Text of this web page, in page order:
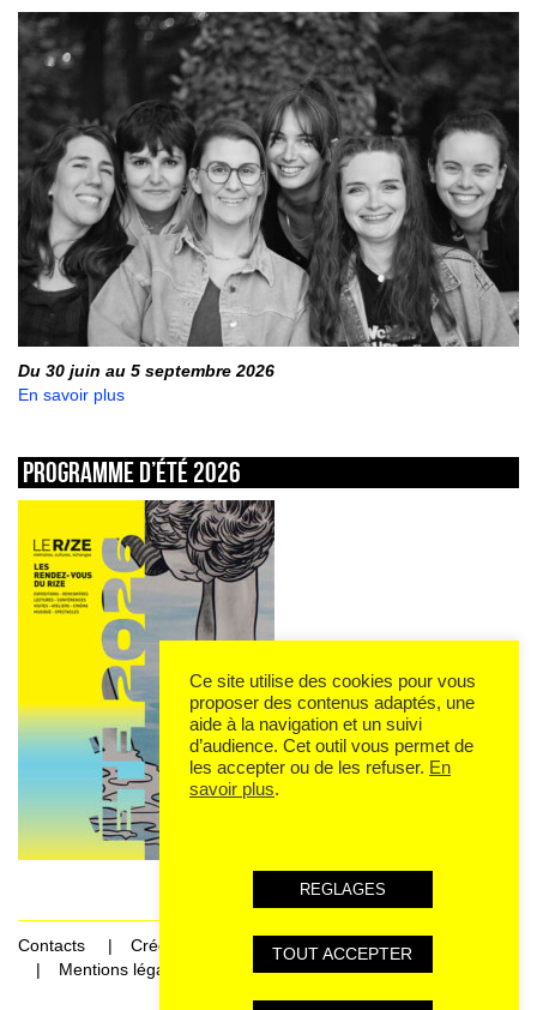
Du 30 juin au 5 septembre 2026
En savoir plus
Programme d’été 2026
Contacts
Crédits
Mentions légales et données personnelles
Ce site utilise des cookies pour vous
proposer des contenus adaptés, une
aide à la navigation et un suivi
d’audience. Cet outil vous permet de
les accepter ou de les refuser. En
savoir plus.
REGLAGES
TOUT ACCEPTER